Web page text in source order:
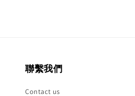
聯繫我們
Contact us